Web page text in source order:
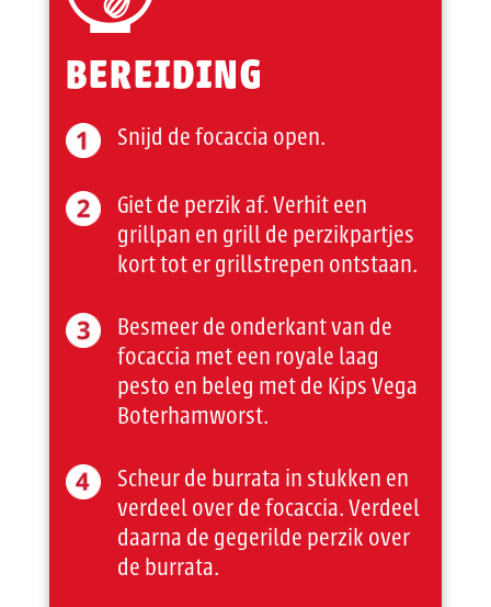
BEREIDING
Snijd de focaccia open.
Giet de perzik af. Verhit een
grillpan en grill de perzikpartjes
kort tot er grillstrepen ontstaan.
Besmeer de onderkant van de
focaccia met een royale laag
pesto en beleg met de Kips Vega
Boterhamworst.
Scheur de burrata in stukken en
verdeel over de focaccia. Verdeel
daarna de gegerilde perzik over
de burrata.